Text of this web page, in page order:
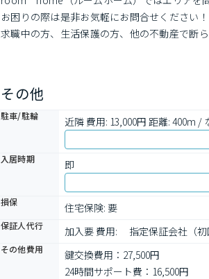
お困りの際は是非お気軽にお問合せください
求職中の方、生活保護の方、他の不動産で断
その他
駐車/駐輪 近隣 費用: 13,000円 距離: 400m /
入居時期
即
損保
住宅保険: 要
保証人代行 加入要 費用: 　指定保証会社（
その他費用
鍵交換費用：27,500円
24時間サポート費：16,500円